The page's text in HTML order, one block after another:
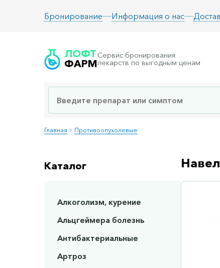
Бронирование Информация о нас
ЛОФТ
ФАРМ
Сервис бронирования
лекарств по выгодным ценам
Главная Противоопухолевые
Каталог
Алкоголизм, курение
Альцгеймера болезнь
Антибактериальные
Артроз